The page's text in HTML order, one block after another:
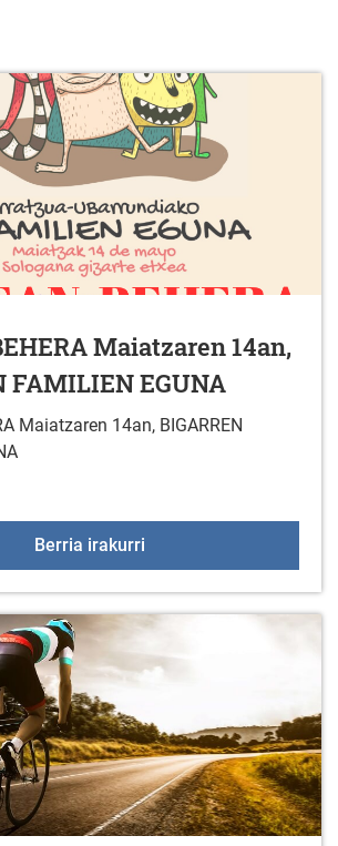
Maiatzaren 14an,
FAMILIEN EGUNA
Maiatzaren 14an, BIGARREN
Berria irakurri